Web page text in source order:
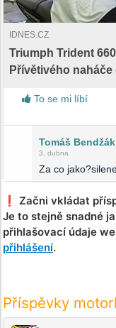
IDNES.CZ
Triumph Trident
Přívětivého
To se mi líbí
Tomáš Bendžák
3. dubna
Za co
❗️ Začni vkládat
Je to stejně snadné
přihlašovací údaje
přihlášení.
Příspěvky